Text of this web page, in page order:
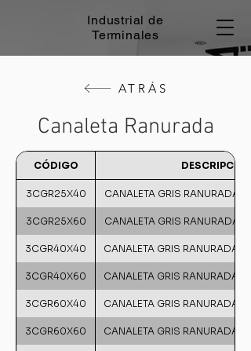
Industrial de
Terminales
ATRÁS
Canaleta Ranurada
CÓDIGO DESCRIPCIÓN
3CGR25X40 CANALETA GRIS RANURADA
3CGR25X60 CANALETA GRIS RANURADA
3CGR40X40 CANALETA GRIS RANURADA
3CGR40X60 CANALETA GRIS RANURADA
3CGR60X40 CANALETA GRIS RANURADA
3CGR60X60 CANALETA GRIS RANURADA